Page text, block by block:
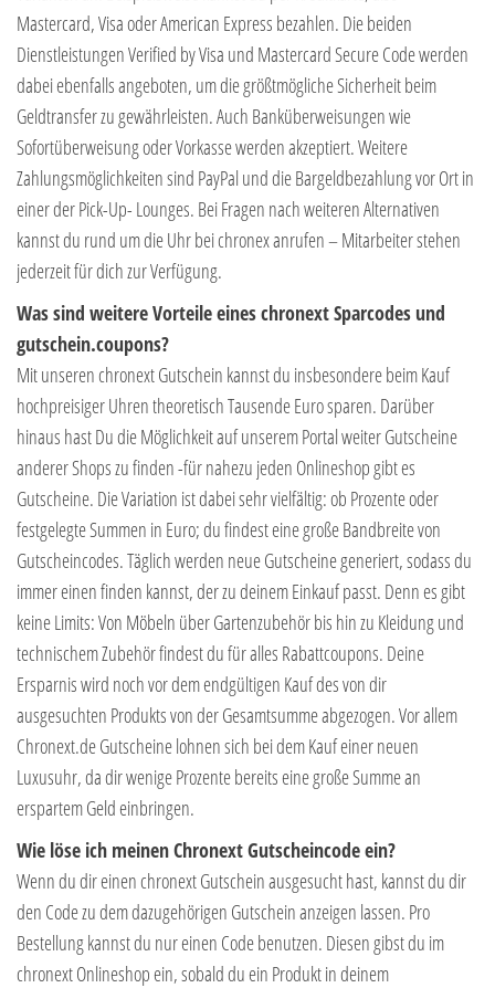
Mastercard, Visa oder American Express bezahlen. Die beiden
Dienstleistungen Verified by Visa und Mastercard Secure Code werden
dabei ebenfalls angeboten, um die größtmögliche Sicherheit beim
Geldtransfer zu gewährleisten. Auch Banküberweisungen wie
Sofortüberweisung oder Vorkasse werden akzeptiert. Weitere
Zahlungsmöglichkeiten sind PayPal und die Bargeldbezahlung vor Ort in
einer der Pick-Up- Lounges. Bei Fragen nach weiteren Alternativen
kannst du rund um die Uhr bei chronex anrufen – Mitarbeiter stehen
jederzeit für dich zur Verfügung.
Was sind weitere Vorteile eines chronext Sparcodes und
gutschein.coupons?
Mit unseren chronext Gutschein kannst du insbesondere beim Kauf
hochpreisiger Uhren theoretisch Tausende Euro sparen. Darüber
hinaus hast Du die Möglichkeit auf unserem Portal weiter Gutscheine
anderer Shops zu finden -für nahezu jeden Onlineshop gibt es
Gutscheine. Die Variation ist dabei sehr vielfältig: ob Prozente oder
festgelegte Summen in Euro; du findest eine große Bandbreite von
Gutscheincodes. Täglich werden neue Gutscheine generiert, sodass du
immer einen finden kannst, der zu deinem Einkauf passt. Denn es gibt
keine Limits: Von Möbeln über Gartenzubehör bis hin zu Kleidung und
technischem Zubehör findest du für alles Rabattcoupons. Deine
Ersparnis wird noch vor dem endgültigen Kauf des von dir
ausgesuchten Produkts von der Gesamtsumme abgezogen. Vor allem
Chronext.de Gutscheine lohnen sich bei dem Kauf einer neuen
Luxusuhr, da dir wenige Prozente bereits eine große Summe an
erspartem Geld einbringen.
Wie löse ich meinen Chronext Gutscheincode ein?
Wenn du dir einen chronext Gutschein ausgesucht hast, kannst du dir
den Code zu dem dazugehörigen Gutschein anzeigen lassen. Pro
Bestellung kannst du nur einen Code benutzen. Diesen gibst du im
chronext Onlineshop ein, sobald du ein Produkt in deinem